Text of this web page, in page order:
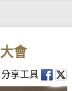
c
會
分享工具